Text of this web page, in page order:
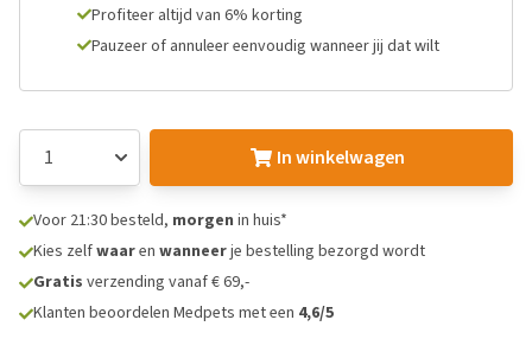
Profiteer altijd van 6% korting
Pauzeer of annuleer eenvoudig wanneer jij dat wilt
In winkelwagen
Voor 21:30 besteld, morgen in huis*
Kies zelfwaaren wanneerje bestelling bezorgd wordt
Gratis verzending vanaf € 69,-
Klanten beoordelen Medpets met een 4,6/5